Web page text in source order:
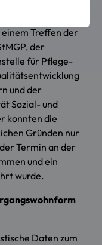
Treffen der
der
für Pflege-
und der
Sozial- und
konnten die
Gründen nur
Termin an der
und ein
wurde.
Daten zum